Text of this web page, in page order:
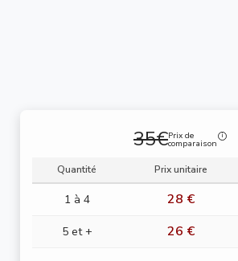
35€Prix de
comparaison
Quantité Prix unitaire
1 à 4 28 €
5 et + 26 €